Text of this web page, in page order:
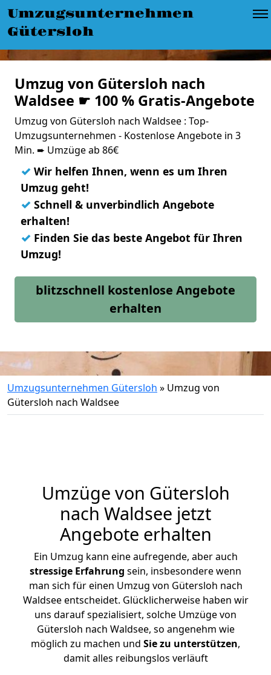
Umzugsunternehmen
Gütersloh
Umzug von Gütersloh nach
Waldsee ☛ 100 % Gratis-Angebote
Umzug von Gütersloh nach Waldsee : Top-
Umzugsunternehmen - Kostenlose Angebote in 3
Min. ➨ Umzüge ab 86€
✓ Wir helfen Ihnen, wenn es um Ihren
Umzug geht!
✓ Schnell & unverbindlich Angebote
erhalten!
✓ Finden Sie das beste Angebot für Ihren
Umzug!
blitzschnell kostenlose Angebote
erhalten
Umzugsunternehmen Gütersloh » Umzug von
Gütersloh nach Waldsee
Umzüge von Gütersloh
nach Waldsee jetzt
Angebote erhalten
Ein Umzug kann eine aufregende, aber auch
stressige Erfahrung sein, insbesondere wenn
man sich für einen Umzug von Gütersloh nach
Waldsee entscheidet. Glücklicherweise haben wir
uns darauf spezialisiert, solche Umzüge von
Gütersloh nach Waldsee, so angenehm wie
möglich zu machen und Sie zu unterstützen,
damit alles reibungslos verläuft